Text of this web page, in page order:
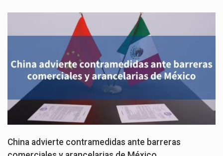
China advierte contramedidas ante barreras